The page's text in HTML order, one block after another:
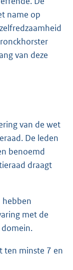
name op
van deze
van de wet
De leden
benoemd
draagt
hebben
met de
ten minste 7 en